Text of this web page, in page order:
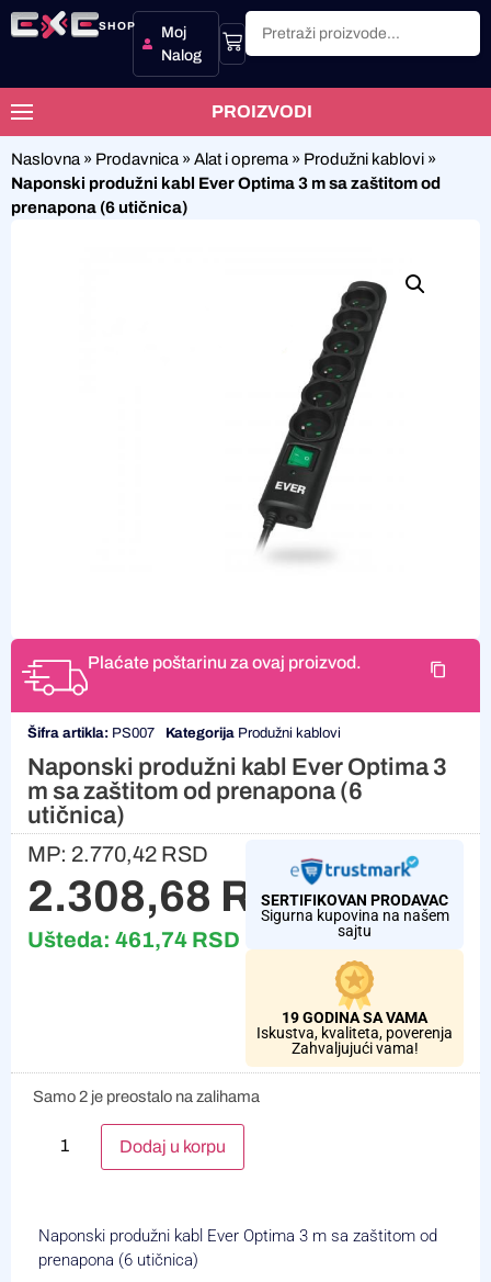
SHOP
Moj
Nalog
PROIZVODI
Naslovna » Prodavnica » Alat i oprema » Produžni kablovi »
Naponski produžni kabl Ever Optima 3 m sa zaštitom od
prenapona (6 utičnica)
Plaćate poštarinu za ovaj proizvod.
Šifra artikla: PS007 Kategorija Produžni kablovi
Naponski produžni kabl Ever Optima 3
m sa zaštitom od prenapona (6
utičnica)
MP: 2.770,42 RSD
2.308,68 RSD
Ušteda: 461,74 RSD
SERTIFIKOVAN PRODAVAC
Sigurna kupovina na našem
sajtu
19 GODINA SA VAMA
Iskustva, kvaliteta, poverenja
Zahvaljujući vama!
Samo 2 je preostalo na zalihama
Dodaj u korpu
Naponski produžni kabl Ever Optima 3 m sa zaštitom od
prenapona (6 utičnica)